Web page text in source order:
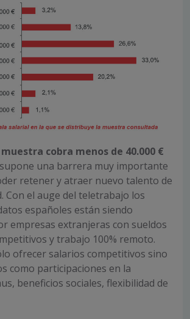
muestra cobra menos de 40.000 €
una barrera muy importante
retener y atraer nuevo talento de
Con el auge del teletrabajo los
españoles están siendo
empresas extranjeras con sueldos
y trabajo 100% remoto.
ofrecer salarios competitivos sino
como participaciones en la
beneficios sociales, flexibilidad de